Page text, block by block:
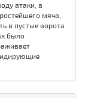
атаки, а
мяча,
в пустые ворота
было